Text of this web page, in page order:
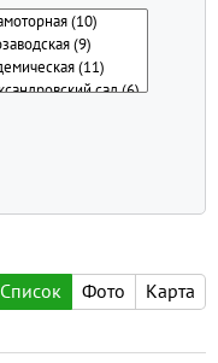
Список
Фото Карта